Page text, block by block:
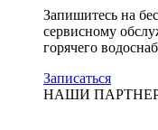
Запишитесь на
сервисному
горячего
Записаться
НАШИ